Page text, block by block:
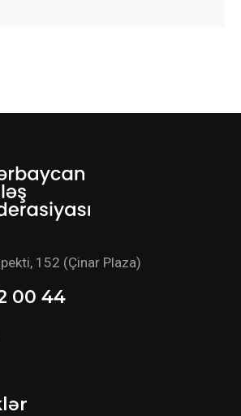
152 (Çinar Plaza)
00 44